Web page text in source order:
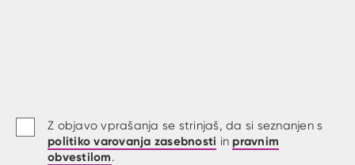
Z objavo vprašanja se strinjaš, da si seznanjen s
politiko varovanja zasebnosti in pravnim
obvestilom.